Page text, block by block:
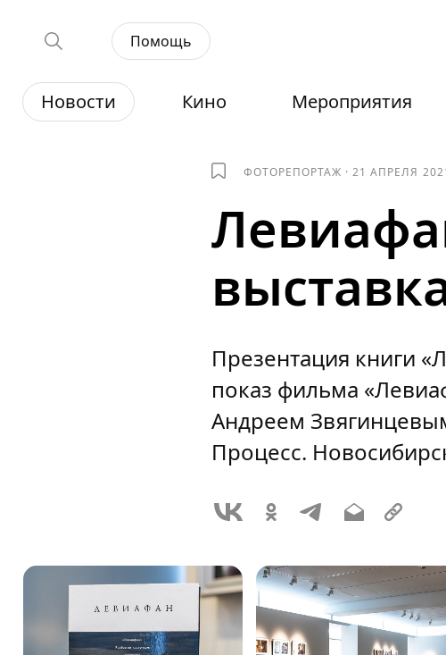
Помощь
Новости Кино Мероприятия
ФОТОРЕПОРТАЖ ·21 АПРЕЛЯ
Презентация книги
показ фильма
Андреем
Процесс.